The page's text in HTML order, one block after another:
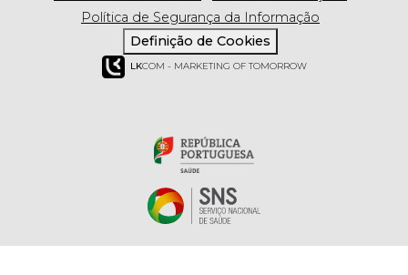
Política de Segurança da Informação
Definição de Cookies
LKCOM - MARKETING OF TOMORROW